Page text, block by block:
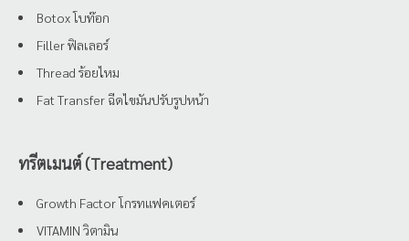
Botox โบท๊อก
Filler ฟิลเลอร์
Thread ร้อยไหม
Fat Transfer ฉีดไขมันปรับรูปหน้า
ทรีตเมนต์ (Treatment)
Growth Factor โกรทแฟคเตอร์
VITAMIN วิตามิน